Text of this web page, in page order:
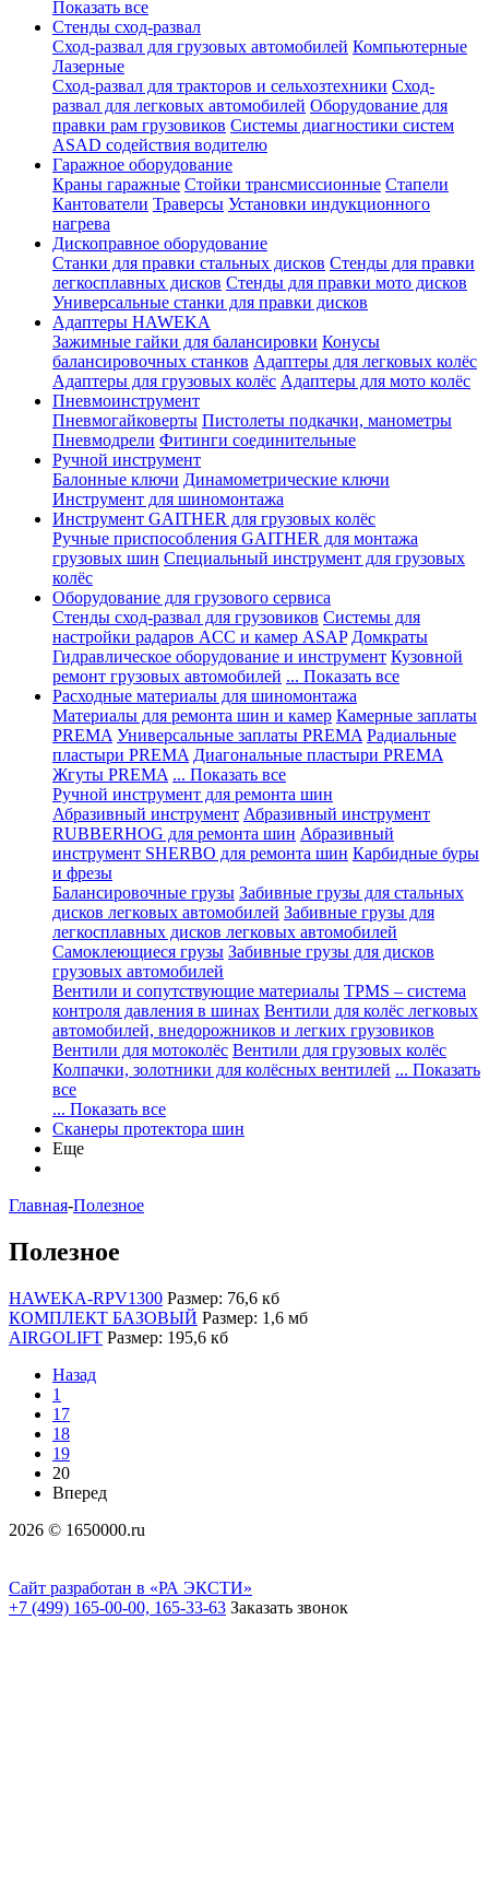
Показать все
Стенды сход-развал
Сход-развал для грузовых автомобилей Компьютерные
Лазерные
Сход-развал для тракторов и сельхозтехники Сход-
развал для легковых автомобилей Оборудование для
правки рам грузовиков Системы диагностики систем
ASAD содействия водителю
Гаражное оборудование
Краны гаражные Стойки трансмиссионные Стапели
Кантователи Траверсы Установки индукционного
нагрева
Дископравное оборудование
Станки для правки стальных дисков Стенды для правки
легкосплавных дисков Стенды для правки мото дисков
Универсальные станки для правки дисков
Адаптеры HAWEKA
Зажимные гайки для балансировки Конусы
балансировочных станков Адаптеры для легковых колёс
Адаптеры для грузовых колёс Адаптеры для мото колёс
Пневмоинструмент
Пневмогайковерты Пистолеты подкачки, манометры
Пневмодрели Фитинги соединительные
Ручной инструмент
Балонные ключи Динамометрические ключи
Инструмент для шиномонтажа
Инструмент GAITHER для грузовых колёс
Ручные приспособления GAITHER для монтажа
грузовых шин Специальный инструмент для грузовых
колёс
Оборудование для грузового сервиса
Стенды сход-развал для грузовиков Системы для
настройки радаров ACC и камер ASAP Домкраты
Гидравлическое оборудование и инструмент Кузовной
ремонт грузовых автомобилей ... Показать все
Расходные материалы для шиномонтажа
Материалы для ремонта шин и камер Камерные заплаты
PREMA Универсальные заплаты PREMA Радиальные
пластыри PREMA Диагональные пластыри PREMA
Жгуты PREMA ... Показать все
Ручной инструмент для ремонта шин
Абразивный инструмент Абразивный инструмент
RUBBERHOG для ремонта шин Абразивный
инструмент SHERBO для ремонта шин Карбидные буры
и фрезы
Балансировочные грузы Забивные грузы для стальных
дисков легковых автомобилей Забивные грузы для
легкосплавных дисков легковых автомобилей
Самоклеющиеся грузы Забивные грузы для дисков
грузовых автомобилей
Вентили и сопутствующие материалы TPMS – система
контроля давления в шинах Вентили для колёс легковых
автомобилей, внедорожников и легких грузовиков
Вентили для мотоколёс Вентили для грузовых колёс
Колпачки, золотники для колёсных вентилей ... Показать
все
... Показать все
Сканеры протектора шин
Еще
Главная-Полезное
Полезное
HAWEKA-RPV1300 Размер: 76,6 кб
КОМПЛЕКТ БАЗОВЫЙ Размер: 1,6 мб
AIRGOLIFT Размер: 195,6 кб
Назад
1
17
18
19
20
Вперед
2026 © 1650000.ru
Сайт разработан в «РА ЭКСТИ»
+7 (499) 165-00-00, 165-33-63 Заказать звонок